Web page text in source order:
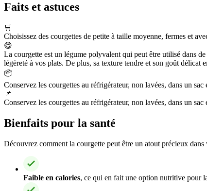
Faits et astuces
🛒
Choisissez des courgettes de petite à taille moyenne, fermes et
😋
La courgette est un légume polyvalent qui peut être utilisé dans
légèreté à vos plats. De plus, sa texture tendre et son goût délicat
📦
Conservez les courgettes au réfrigérateur, non lavées, dans un
📌
Conservez les courgettes au réfrigérateur, non lavées, dans un
Bienfaits pour la santé
Découvrez comment la courgette peut être un atout précieux
Faible en calories, ce qui en fait une option nutritive pour